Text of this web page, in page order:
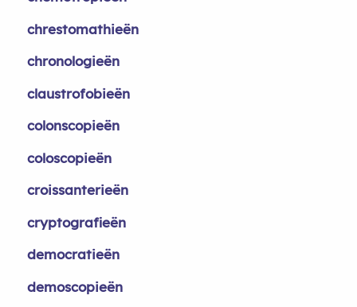
chrestomathieën
chronologieën
claustrofobieën
colonscopieën
coloscopieën
croissanterieën
cryptografieën
democratieën
demoscopieën